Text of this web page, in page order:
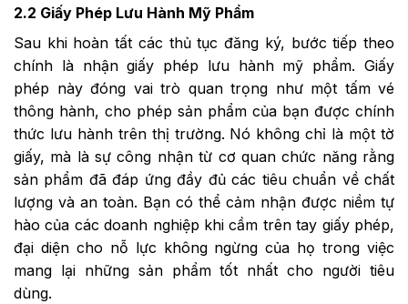
2.2 Giấy Phép Lưu Hành Mỹ Phẩm
Sau khi hoàn tất các thủ tục đăng ký, bước tiếp theo
chính là nhận giấy phép lưu hành mỹ phẩm. Giấy
phép này đóng vai trò quan trọng như một tấm vé
thông hành, cho phép sản phẩm của bạn được chính
thức lưu hành trên thị trường. Nó không chỉ là một tờ
giấy, mà là sự công nhận từ cơ quan chức năng rằng
sản phẩm đã đáp ứng đầy đủ các tiêu chuẩn về chất
lượng và an toàn. Bạn có thể cảm nhận được niềm tự
hào của các doanh nghiệp khi cầm trên tay giấy phép,
đại diện cho nỗ lực không ngừng của họ trong việc
mang lại những sản phẩm tốt nhất cho người tiêu
dùng.